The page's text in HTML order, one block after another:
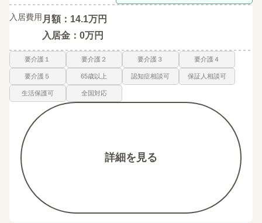
入居費用 月額：14.1万円
入居金：0万円
要介護１ 要介護２ 要介護３ 要介護４
要介護５ 65歳以上 認知症相談可 保証人相談可
生活保護可 全国対応
詳細を見る